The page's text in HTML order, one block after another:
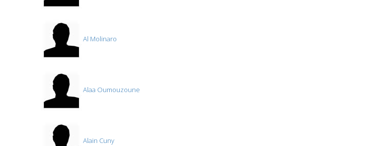
Al Molinaro
Alaa Oumouzoune
Alain Cuny